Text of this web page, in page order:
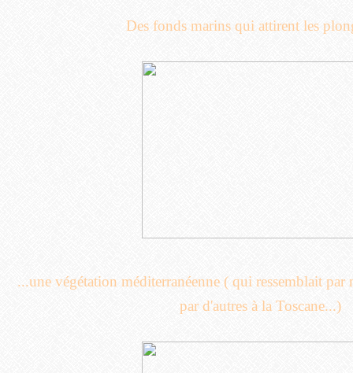
Des fonds marins qui attirent les
...une végétation méditerranéenne ( qui ressemblait
par d'autres à la Toscane...)